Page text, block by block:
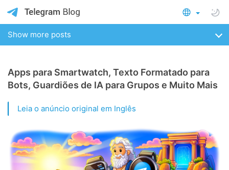
Show more posts
Apps para Smartwatch, Texto Formatado para
Bots, Guardiões de IA para Grupos e Muito Mais
Leia o anúncio original em Inglês